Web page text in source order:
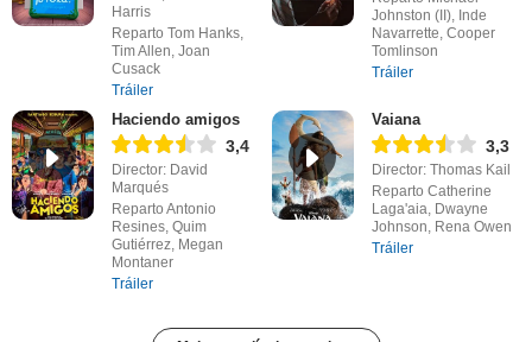
Harris
Reparto Tom Hanks,
Tim Allen, Joan
Cusack
Tráiler
Johnston (II), Inde
Navarrette, Cooper
Tomlinson
Tráiler
Haciendo amigos
3,4
Director: David
Marqués
Reparto Antonio
Resines, Quim
Gutiérrez, Megan
Montaner
Tráiler
Vaiana
3,3
Director: Thomas Kail
Reparto Catherine
Laga'aia, Dwayne
Johnson, Rena Owen
Tráiler